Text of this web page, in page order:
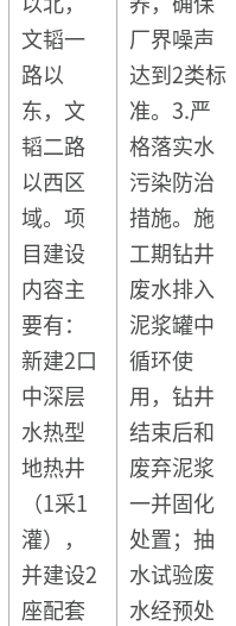
文韬一
路以
东，文
韬二路
以西区
域。项
目建设
内容主
要有：
新建2口
中深层
水热型
地热井
（1采1
灌），
并建设2
座配套
厂界噪声
达到2类标
准。3.严
格落实水
污染防治
措施。施
工期钻井
废水排入
泥浆罐中
循环使
用，钻井
结束后和
废弃泥浆
一并固化
处置；抽
水试验废
水经预处